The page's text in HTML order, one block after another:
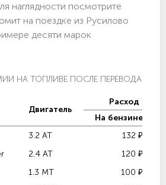
наглядности посмотрите
на поездке из Русилово
десяти марок
НА ТОПЛИВЕ ПОСЛЕ ПЕРЕВОДА НА
Двигатель
Расход
На бензине
3.2 AT
132 ₽
2.4 AT
120 ₽
1.3 MT
100 ₽